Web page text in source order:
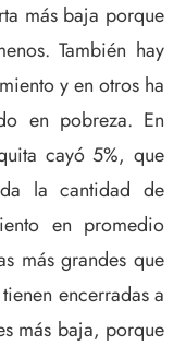
más baja porque
También hay
y en otros ha
en pobreza. En
cayó 5%, que
la cantidad de
en promedio
más grandes que
encerradas a
más baja, porque